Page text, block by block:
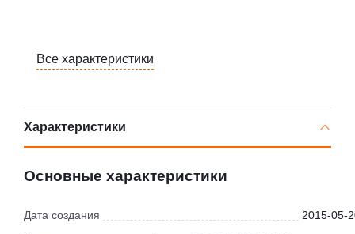
Все характеристики
Характеристики
Основные характеристики
Дата создания 2015-05-